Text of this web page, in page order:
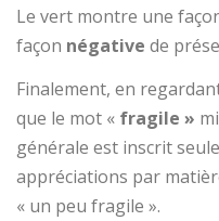
Le vert montre une
façon négative de
Finalement, en
que le mot « fragile »
générale est inscrit
appréciations par
« un peu fragile ».